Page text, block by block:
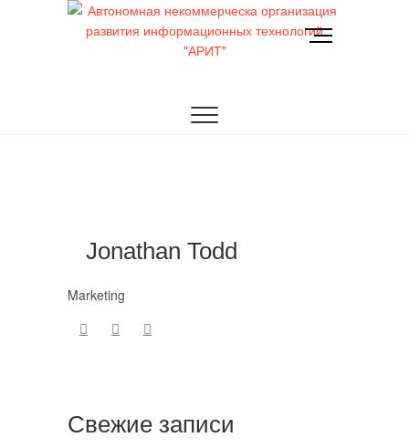
некоммерческа
информационных
технологий
"АРИТ"
К
Jonathan Todd
Marketing
Свежие записи